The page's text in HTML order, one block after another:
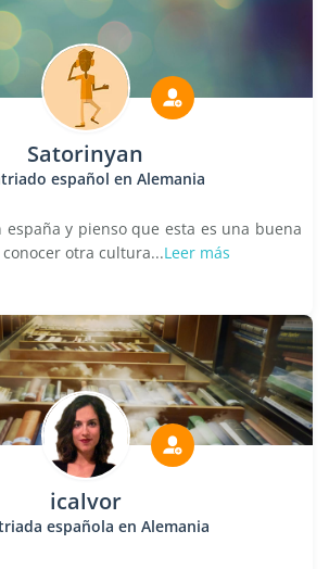
Satorinyan
español en Alemania
y pienso que esta es una buena
otra cultura...Leer más
icalvor
española en Alemania